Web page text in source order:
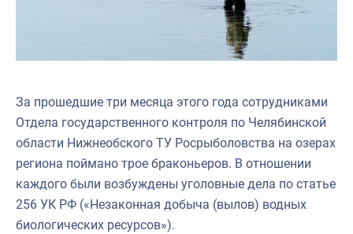
За прошедшие три месяца этого года сотрудниками
Отдела государственного контроля по Челябинской
области Нижнеобского ТУ Росрыболовства на озерах
региона поймано трое браконьеров. В отношении
каждого были возбуждены уголовные дела по статье
256 УК РФ («Незаконная добыча (вылов) водных
биологических ресурсов»).